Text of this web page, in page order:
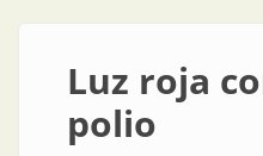
Luz roja
polio